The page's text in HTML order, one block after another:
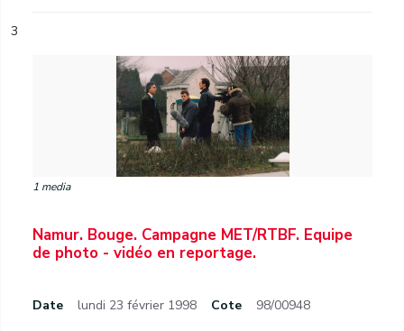
3
1 media
Namur. Bouge. Campagne MET/RTBF. Equipe
de photo - vidéo en reportage.
Date lundi 23 février 1998 Cote 98/00948